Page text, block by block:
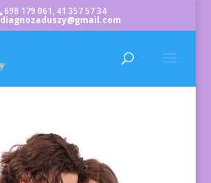
698 179 061, 41 357 57 34
diagnozaduszy@gmail.com